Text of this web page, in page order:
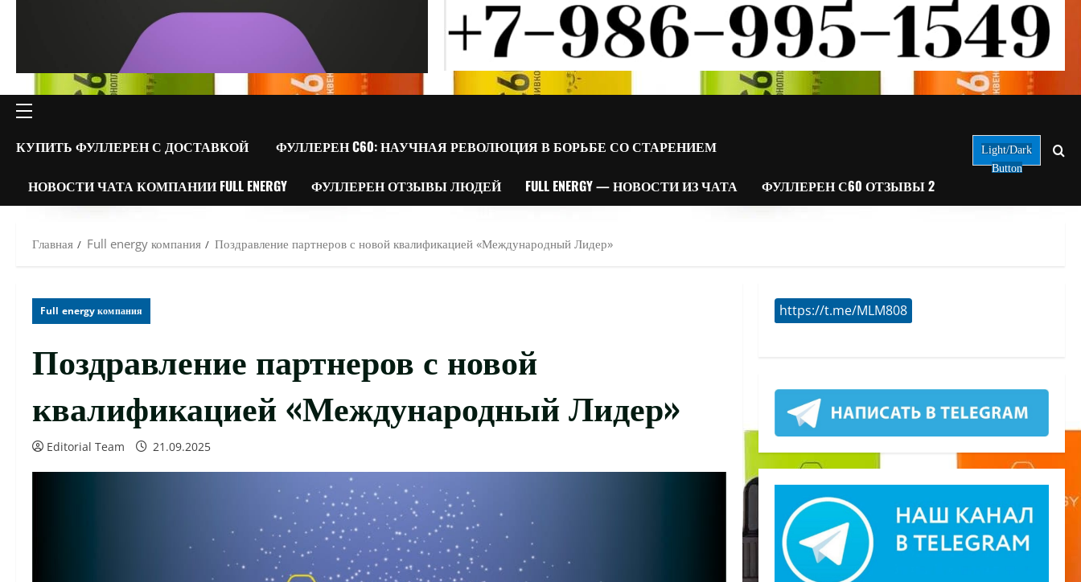
ОСНОВНОЕ
МЕНЮ
КУПИТЬ ФУЛЛЕРЕН С ДОСТАВКОЙ ФУЛЛЕРЕН C60: НАУЧНАЯ РЕВОЛЮЦИЯ В БОРЬБЕ СО СТАРЕНИЕМ
НОВОСТИ ЧАТА КОМПАНИИ FULL ENERGY ФУЛЛЕРЕН ОТЗЫВЫ ЛЮДЕЙ FULL ENERGY — НОВОСТИ ИЗ ЧАТА ФУЛЛЕРЕН С60 ОТЗЫВЫ 2
Light/Dark
Button
Главная Full energy компания Поздравление партнеров с новой квалификацией «Международный Лидер»
Full energy компания
Поздравление партнеров с новой
квалификацией «Международный Лидер»
Editorial Team 21.09.2025
https://t.me/MLM808